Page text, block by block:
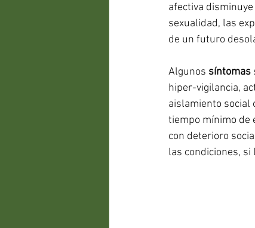
afectiva
sexualidad, las
de un futuro
Algunos síntomas
hiper-vigilancia,
aislamiento social
tiempo mínimo de
con deterioro
las condiciones,